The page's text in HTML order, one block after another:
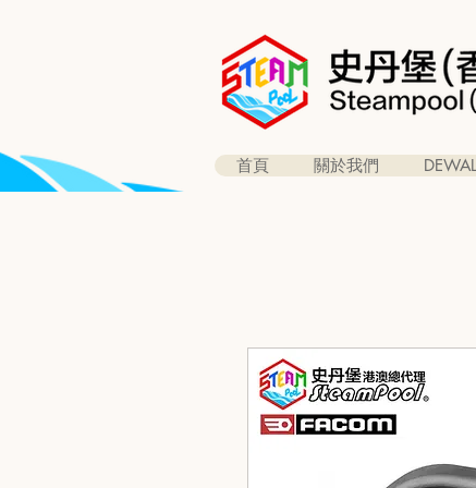
首頁 關於我們